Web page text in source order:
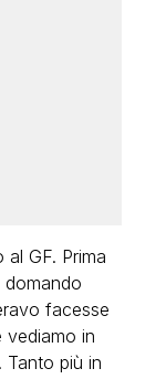
GF. Prima
facesse
vediamo in
più in